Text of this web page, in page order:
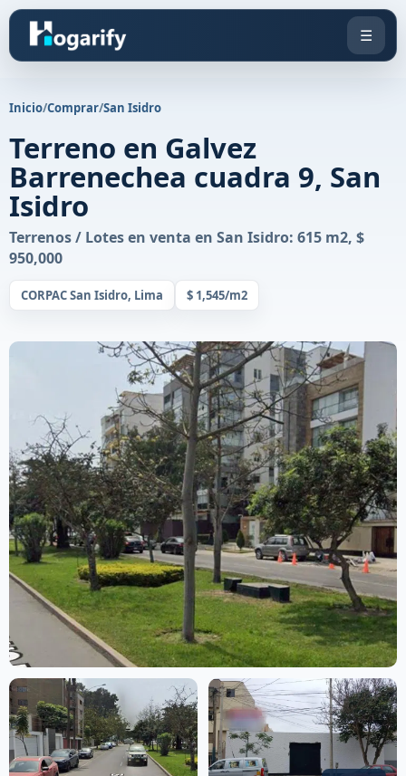
☰
Inicio/Comprar/San Isidro
Terreno en Galvez
Barrenechea cuadra 9, San
Isidro
Terrenos / Lotes en venta en San Isidro: 615 m2, $
950,000
CORPAC San Isidro, Lima $ 1,545/m2